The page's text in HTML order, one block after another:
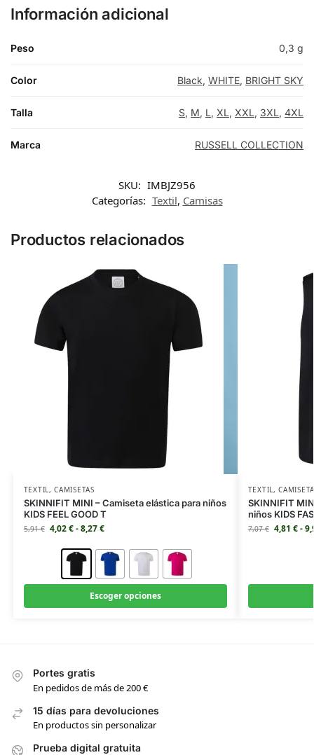
Información adicional
Peso 0,3 g
Color Black, WHITE, BRIGHT SKY
Talla S, M, L, XL, XXL, 3XL, 4XL
Marca RUSSELL COLLECTION
SKU: IMBJZ956
Categorías: Textil, Camisas
Productos relacionados
TEXTIL,CAMISETAS
SKINNIFIT MINI – Camiseta elástica para niños
KIDS FEEL GOOD T
5,91€ 4,02€-8,27€
Escoger opciones
TEXTIL,
SKINNIFIT
niños KIDS
7,07€ 4,81 €-
Portes gratis
En pedidos de más de 200 €
15 días para devoluciones
En productos sin personalizar
Prueba digital gratuita